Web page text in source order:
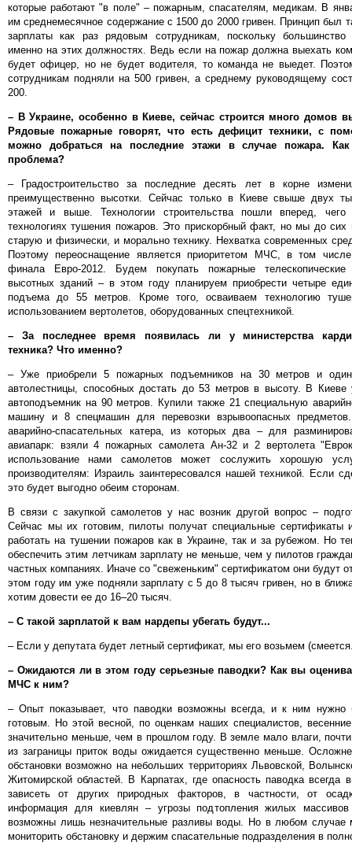
которые работают "в поле" – пожарным, спасателям, медикам. В
им среднемесячное содержание с 1500 до 2000 гривен. Принцип был
зарплаты как раз рядовым сотрудникам, поскольку
именно на этих должностях. Ведь если на пожар должна выехать
будет офицер, но не будет водителя, то команда не выедет.
сотрудникам подняли на 500 гривен, а среднему руководящему
200.
– В Украине, особенно в Киеве, сейчас строится много домов
Рядовые пожарные говорят, что есть дефицит техники, с
можно добраться на последние этажи в случае пожара. Как
проблема?
– Градостроительство за последние десять лет в корне
преимущественно высотки. Сейчас только в Киеве свыше двух
этажей и выше. Технологии строительства пошли вперед,
технологиях тушения пожаров. Это прискорбный факт, но мы до сих
старую и физически, и морально технику. Нехватка современных
Поэтому переоснащение является приоритетом МЧС, в том
финала Евро-2012. Будем покупать пожарные
высотных зданий – в этом году планируем приобрести четыре
подъема до 55 метров. Кроме того, осваиваем технологию
использованием вертолетов, оборудованных спецтехникой.
– За последнее время появилась ли у министерства
техника? Что именно?
– Уже приобрели 5 пожарных подъемников на 30 метров и
автолестницы, способных достать до 53 метров в высоту. В
автоподъемник на 90 метров. Купили также 21 специальную
машину и 8 спецмашин для перевозки взрывоопасных
аварийно-спасательных катера, из которых два – для
авиапарк: взяли 4 пожарных самолета Ан-32 и 2 вертолета
использование нами самолетов может сослужить хорошую
производителям: Израиль заинтересовался нашей техникой. Если
это будет выгодно обеим сторонам.
В связи с закупкой самолетов у нас возник другой вопрос –
Сейчас мы их готовим, пилоты получат специальные сертификаты
работать на тушении пожаров как в Украине, так и за рубежом. Но
обеспечить этим летчикам зарплату не меньше, чем у пилотов
частных компаниях. Иначе со "свеженьким" сертификатом они будут
этом году им уже подняли зарплату с 5 до 8 тысяч гривен, но в
хотим довести ее до 16–20 тысяч.
– С такой зарплатой к вам нардепы убегать будут...
– Если у депутата будет летный сертификат, мы его возьмем
– Ожидаются ли в этом году серьезные паводки? Как вы
МЧС к ним?
– Опыт показывает, что паводки возможны всегда, и к ним нужно
готовым. Но этой весной, по оценкам наших специалистов,
значительно меньше, чем в прошлом году. В земле мало влаги,
из заграницы приток воды ожидается существенно меньше.
обстановки возможно на небольших территориях Львовской,
Житомирской областей. В Карпатах, где опасность паводка всегда
зависеть от других природных факторов, в частности, от
информация для киевлян – угрозы подтопления жилых
возможны лишь незначительные разливы воды. Но в любом
мониторить обстановку и держим спасательные подразделения в